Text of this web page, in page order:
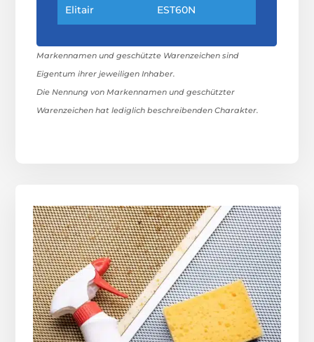
Elitair EST60N
Markennamen und geschützte Warenzeichen sind
Eigentum ihrer jeweiligen Inhaber.
Die Nennung von Markennamen und geschützter
Warenzeichen hat lediglich beschreibenden Charakter.